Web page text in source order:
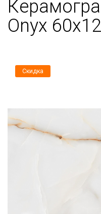
Onyx
Скидка